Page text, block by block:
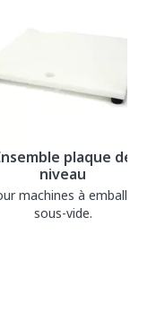
plaque de
niveau
machines à emballer
sous-vide.